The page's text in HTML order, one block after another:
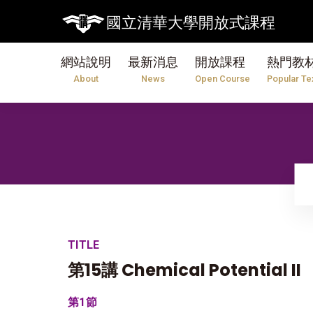
國立清華大學開放式課程
網站說明
About
最新消息
News
開放課程
Open Course
熱門教
Popular
TITLE
第15講 Chemical Potential II
第1節